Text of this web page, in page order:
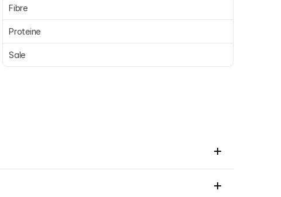
Fibre
Proteine
Sale